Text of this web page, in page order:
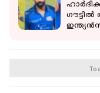
To